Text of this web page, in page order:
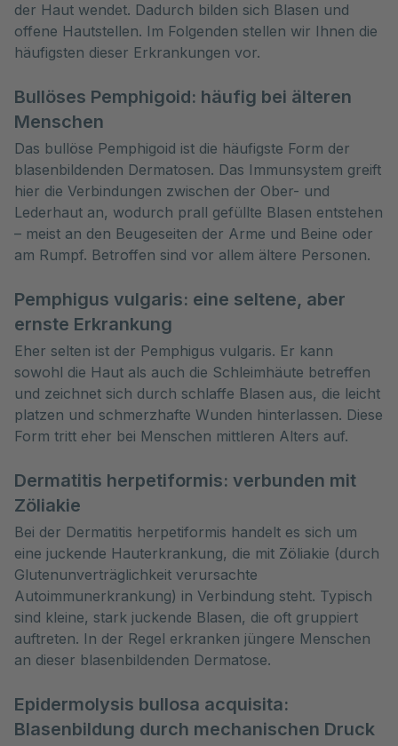
der Haut wendet. Dadurch bilden sich Blasen und
offene Hautstellen. Im Folgenden stellen wir Ihnen die
häufigsten dieser Erkrankungen vor.
Bullöses Pemphigoid: häufig bei älteren
Menschen
Das bullöse Pemphigoid ist die häufigste Form der
blasenbildenden Dermatosen. Das Immunsystem greift
hier die Verbindungen zwischen der Ober- und
Lederhaut an, wodurch prall gefüllte Blasen entstehen
– meist an den Beugeseiten der Arme und Beine oder
am Rumpf. Betroffen sind vor allem ältere Personen.
Pemphigus vulgaris: eine seltene, aber
ernste Erkrankung
Eher selten ist der Pemphigus vulgaris. Er kann
sowohl die Haut als auch die Schleimhäute betreffen
und zeichnet sich durch schlaffe Blasen aus, die leicht
platzen und schmerzhafte Wunden hinterlassen. Diese
Form tritt eher bei Menschen mittleren Alters auf.
Dermatitis herpetiformis: verbunden mit
Zöliakie
Bei der Dermatitis herpetiformis handelt es sich um
eine juckende Hauterkrankung, die mit Zöliakie (durch
Glutenunverträglichkeit verursachte
Autoimmunerkrankung) in Verbindung steht. Typisch
sind kleine, stark juckende Blasen, die oft gruppiert
auftreten. In der Regel erkranken jüngere Menschen
an dieser blasenbildenden Dermatose.
Epidermolysis bullosa acquisita:
Blasenbildung durch mechanischen Druck